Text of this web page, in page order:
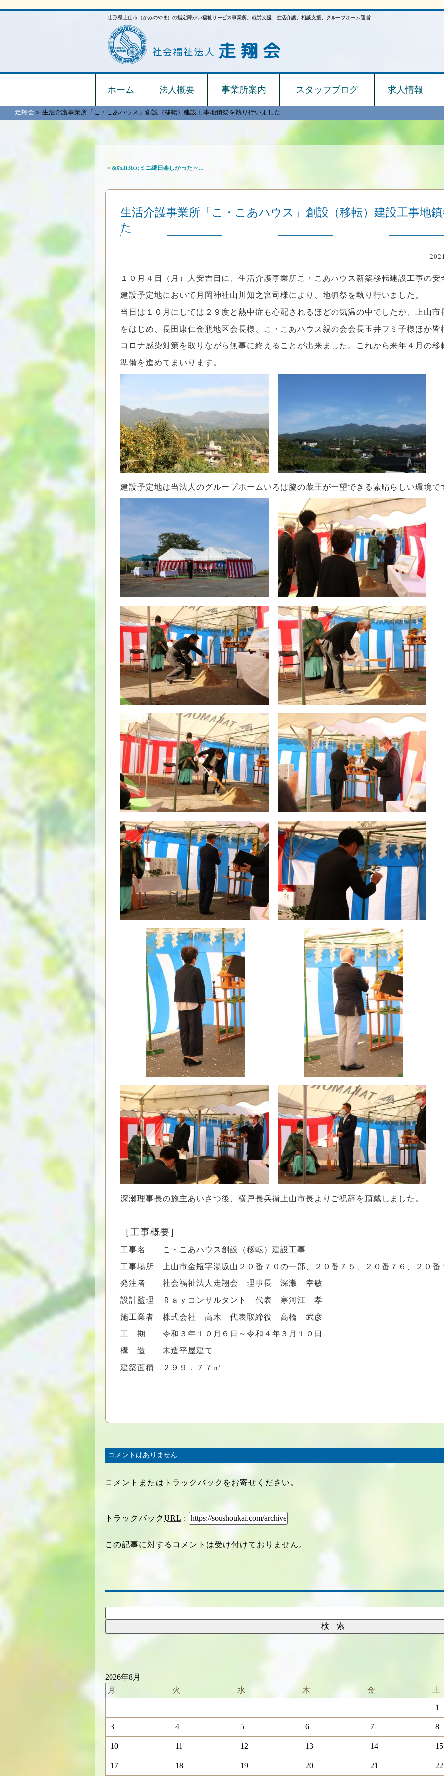
山形県上山市（かみのやま）の指定障がい福祉サービス事業所。就労支援、生活介護、相談支援、グループホーム運営
ホーム 法人概要 事業所案内 スタッフブログ 求人情報
走翔会 » 生活介護事業所「こ・こあハウス」創設（移転）建設工事地鎮祭を執り行いました
« &#x1f3b5;ミニ縁日楽しかった～...
生活介護事業所「こ・こあハウス」創設（移転）建設工事地
た
１０月４日（月）大安吉日に、生活介護事業所こ・こあハウス新築移転建設工事の安
建設予定地において月岡神社山川知之宮司様により、地鎮祭を執り行いました。
当日は１０月にしては２９度と熱中症も心配されるほどの気温の中でしたが、上山市
をはじめ、長田康仁金瓶地区会長様、こ・こあハウス親の会会長玉井フミ子様ほか皆
コロナ感染対策を取りながら無事に終えることが出来ました。これから来年４月の移
準備を進めてまいります。
建設予定地は当法人のグループホームいろは脇の蔵王が一望できる素晴らしい環境で
深瀬理事長の施主あいさつ後、横戸長兵衛上山市長よりご祝辞を頂戴しました。
［工事概要］
工事名 こ・こあハウス創設（移転）建設工事
工事場所 上山市金瓶字湯坂山２０番７０の一部、２０番７５、２０番７６、２０番
発注者 社会福祉法人走翔会 理事長 深瀬 幸敏
設計監理 Ｒａｙコンサルタント 代表 寒河江 孝
施工業者 株式会社 高木 代表取締役 高橋 武彦
工 期 令和３年１０月６日～令和４年３月１０日
構 造 木造平屋建て
建築面積 ２９９．７７㎡
コメントはありません
コメントまたはトラックバックをお寄せください。
トラックバックURL :
この記事に対するコメントは受け付けておりません。
2026年8月
月
火 水 木 金 土
1
3 4 5 6 7 8
10 11 12 13 14 15
17 18 19 20 21 22